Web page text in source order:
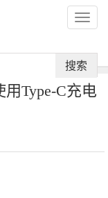
搜索
Type-C充电